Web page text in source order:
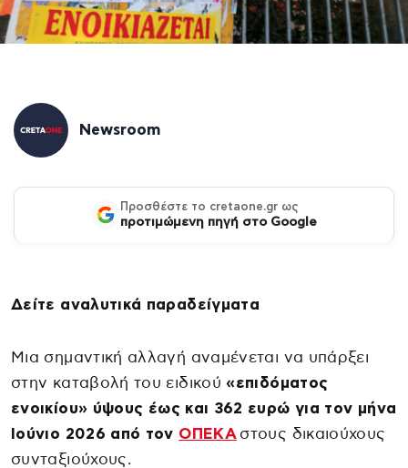
Newsroom
Προσθέστε το cretaone.gr ως
προτιμώμενη πηγή στο Google
Δείτε αναλυτικά παραδείγματα
Μια σημαντική αλλαγή αναμένεται να υπάρξει
στην καταβολή του ειδικού «επιδόματος
ενοικίου» ύψους έως και 362 ευρώ για τον μήνα
Ιούνιο 2026 από τον ΟΠΕΚΑ στους δικαιούχους
συνταξιούχους.